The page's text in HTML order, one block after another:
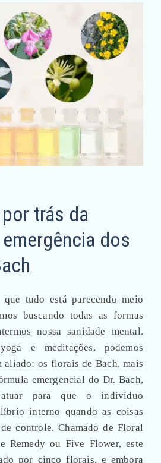
trás da
dos
que tudo está parecendo meio
buscando todas as formas
nossa sanidade mental.
e meditações, podemos
aliado: os florais de Bach, mais
emergencial do Dr. Bach,
para que o indivíduo
interno quando as coisas
controle. Chamado de Floral
Remedy ou Five Flower, este
por cinco florais, e embora